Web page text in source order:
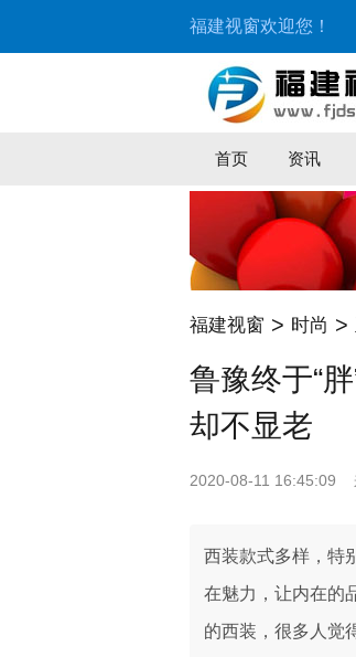
福建视窗欢迎您！
首页 资讯
福建视窗 > 时尚 >
鲁豫终于“
却不显老
2020-08-11 16:45:09
西装款式多样，特
在魅力，让内在的
的西装，很多人觉